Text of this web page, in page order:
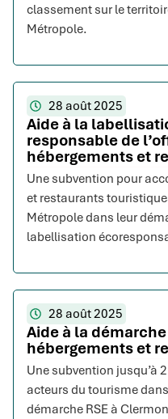
classement sur le
Métropole.
28 août 2025
Aide à la
responsable de
hébergements et
Une subvention pour
et restaurants
Métropole dans leur
labellisation
28 août 2025
Aide à la
hébergements et
Une subvention jusqu’à
acteurs du tourisme
démarche RSE à